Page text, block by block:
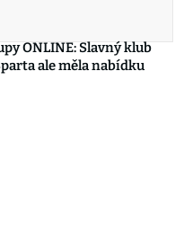
ONLINE: Slavný klub
ale měla nabídku